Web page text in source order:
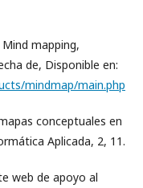
mapping,
de, Disponible en:
mindmap/main.php
conceptuales en
Aplicada, 2, 11.
web de apoyo al